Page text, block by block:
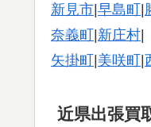
新見市|早島町|
奈義町|新庄村|
矢掛町|美咲町|
近県出張買